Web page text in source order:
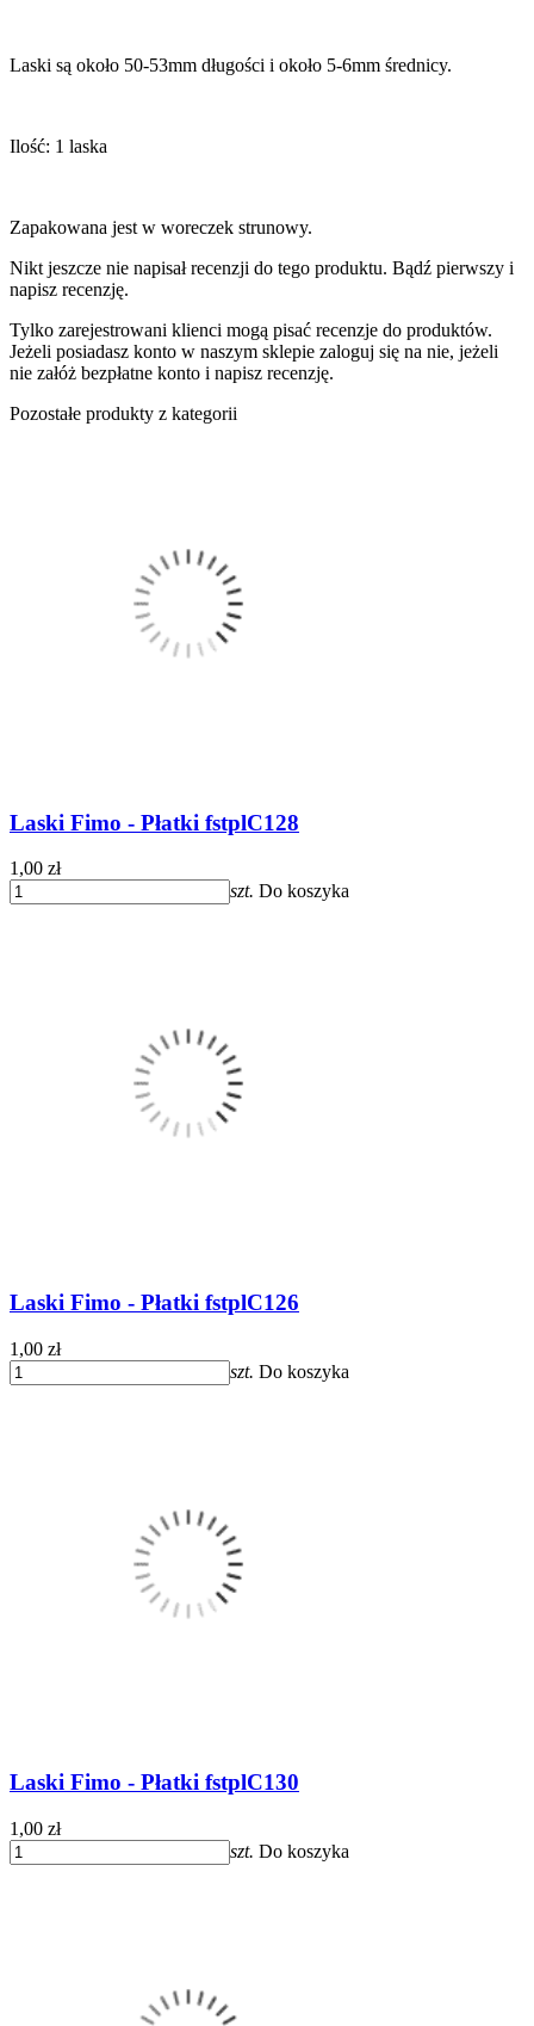
Laski są około 50-53mm długości i około 5-6mm średnicy.
Ilość: 1 laska
Zapakowana jest w woreczek strunowy.
Nikt jeszcze nie napisał recenzji do tego produktu. Bądź pierwszy i
napisz recenzję.
Tylko zarejestrowani klienci mogą pisać recenzje do produktów.
Jeżeli posiadasz konto w naszym sklepie zaloguj się na nie, jeżeli
nie załóż bezpłatne konto i napisz recenzję.
Pozostałe produkty z kategorii
Laski Fimo - Płatki fstplC128
1,00 zł
szt. Do koszyka
Laski Fimo - Płatki fstplC126
1,00 zł
szt. Do koszyka
Laski Fimo - Płatki fstplC130
1,00 zł
szt. Do koszyka